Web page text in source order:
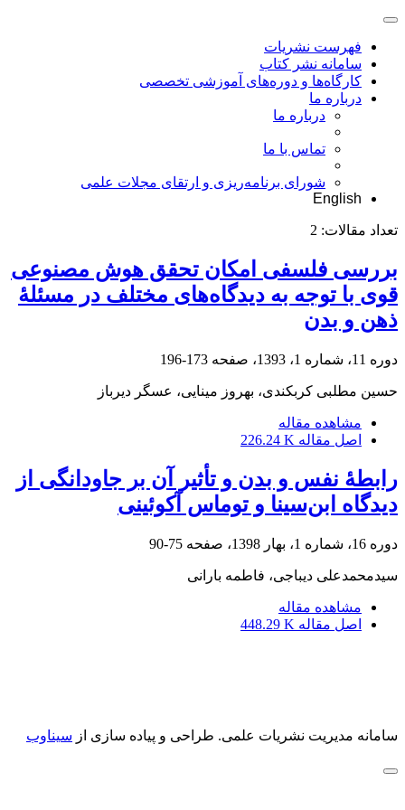
فهرست نشریات
سامانه نشر کتاب
کارگاه‌ها و دوره‌های آموزشی تخصصی
درباره ما
درباره ما
تماس با ما
شورای برنامه‌ریزی و ارتقای مجلات علمی
English
تعداد مقالات: 2
بررسی فلسفی امکان تحقق هوش ‌مصنوعی
قوی با توجه به دیدگاه‌های مختلف در مسئلۀ
ذهن و بدن
دوره 11، شماره 1، 1393، صفحه 173-196
حسین مطلبی کربکندی، بهروز مینایی، عسگر دیرباز
مشاهده مقاله
اصل مقاله 226.24 K
رابطۀ نفس و بدن و تأثیر آن بر جاودانگی از
دیدگاه ابن‌سینا و توماس آکوئینی
دوره 16، شماره 1، بهار 1398، صفحه 75-90
سیدمحمدعلی دیباجی، فاطمه بارانی
مشاهده مقاله
اصل مقاله 448.29 K
سامانه مدیریت نشریات علمی. طراحی و پیاده سازی از سیناوب